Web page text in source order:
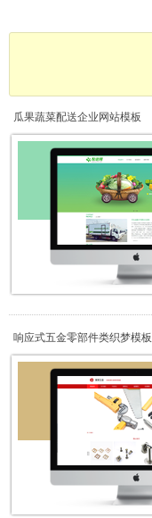
瓜果蔬菜配送企业网站模板
响应式五金零部件类织梦模板